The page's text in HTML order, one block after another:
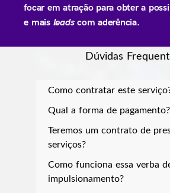
focar em atração para obter a
e mais leadscom aderência.
Dúvidas
Como contratar este
Qual a forma de pagamento?
Teremos um contrato de
serviços?
Como funciona essa verba
impulsionamento?